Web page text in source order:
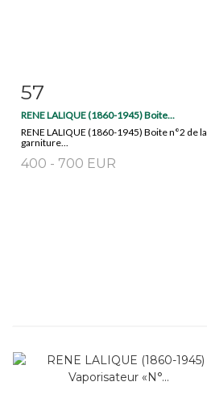
Item detail
57
RENE LALIQUE (1860-1945) Boite...
RENE LALIQUE (1860-1945) Boite n°2 de la
garniture...
400 - 700 EUR